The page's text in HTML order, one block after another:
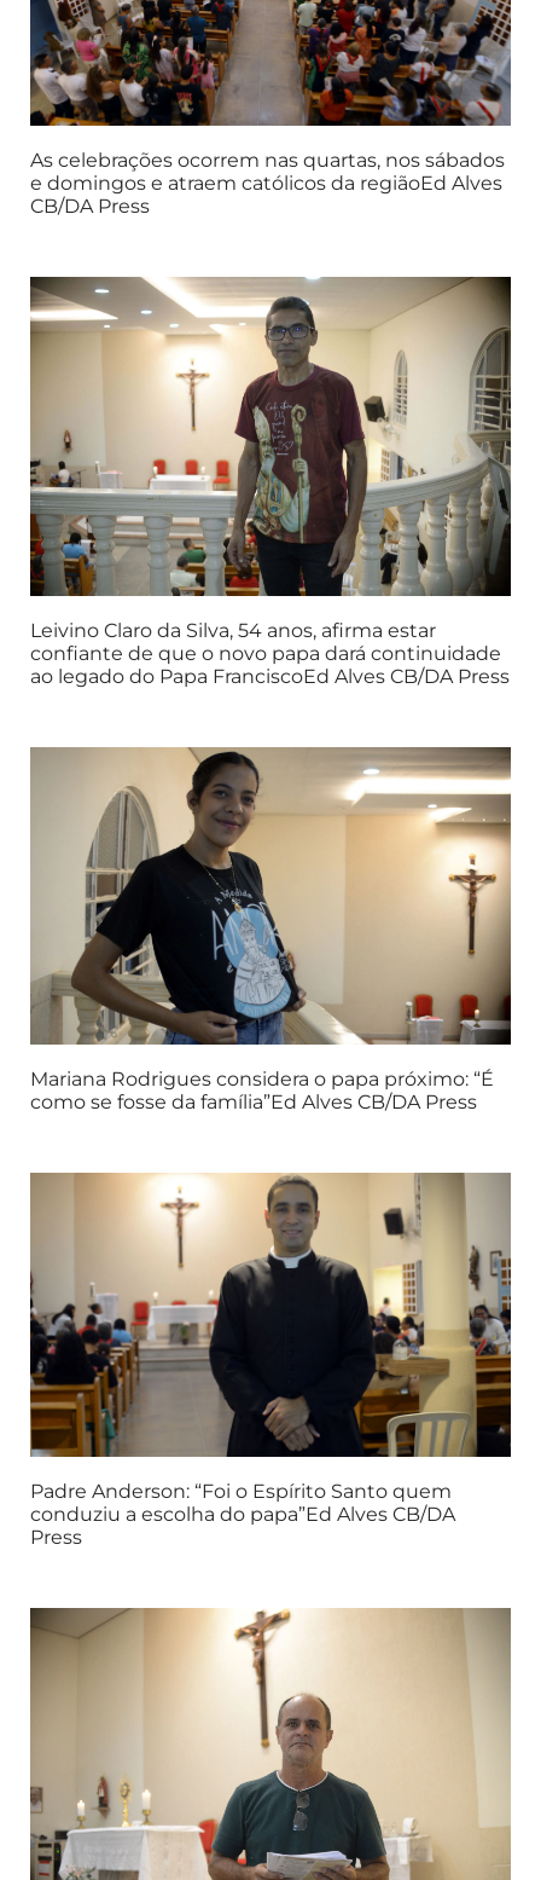
As celebrações ocorrem nas quartas, nos sábados
e domingos e atraem católicos da regiãoEd Alves
CB/DA Press
Leivino Claro da Silva, 54 anos, afirma estar
confiante de que o novo papa dará continuidade
ao legado do Papa FranciscoEd Alves CB/DA Press
Mariana Rodrigues considera o papa próximo: “É
como se fosse da família”Ed Alves CB/DA Press
Padre Anderson: “Foi o Espírito Santo quem
conduziu a escolha do papa”Ed Alves CB/DA
Press